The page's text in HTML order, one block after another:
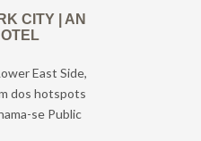
CITY | AN
East Side,
dos hotspots
se Public